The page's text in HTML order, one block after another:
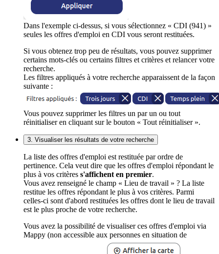
Dans l'exemple ci-dessus, si vous sélectionnez « CDI (941) »
seules les offres d'emploi en CDI vous seront restituées.
Si vous obtenez trop peu de résultats, vous pouvez supprimer
certains mots-clés ou certains filtres et critères et relancer votre
recherche.
Les filtres appliqués à votre recherche apparaissent de la façon
suivante :
Vous pouvez supprimer les filtres un par un ou tout
réinitialiser en cliquant sur le bouton « Tout réinitialiser ».
3. Visualiser les résultats de votre recherche
La liste des offres d'emploi est restituée par ordre de
pertinence. Cela veut dire que les offres d'emploi répondant le
plus à vos critères s'affichent en premier.
Vous avez renseigné le champ « Lieu de travail » ? La liste
restitue les offres répondant le plus à vos critères. Parmi
celles-ci sont d'abord restituées les offres dont le lieu de travail
est le plus proche de votre recherche.
Vous avez la possibilité de visualiser ces offres d'emploi via
Mappy (non accessible aux personnes en situation de